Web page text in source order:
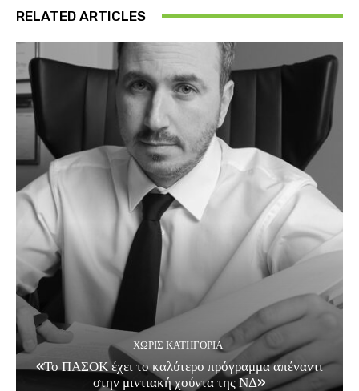
RELATED ARTICLES
ΧΩΡΊΣ ΚΑΤΗΓΟΡΊΑ
«Το ΠΑΣΟΚ έχει το καλύτερο πρόγραμμα απέναντι
στην μιντιακή χούντα της ΝΔ»